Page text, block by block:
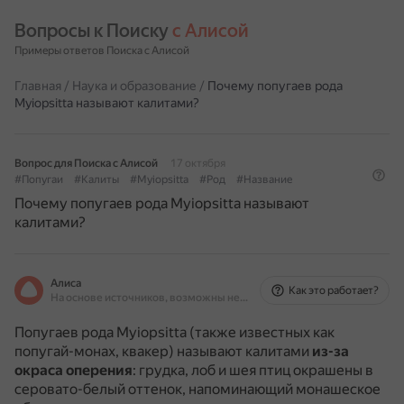
Вопросы к Поиску с Алисой
Примеры ответов Поиска с Алисой
Главная / Наука и образование / Почему попугаев рода
Myiopsitta называют калитами?
Вопрос для Поиска с Алисой
17 октября
#Попугаи
#Калиты #Myiopsitta #Род #Название
Почему попугаев рода Myiopsitta называют
калитами?
Алиса
На основе источников, возможны неточности
Как это работает?
Попугаев рода Myiopsitta (также известных как
попугай-монах, квакер) называют калитами из-за
окраса оперения: грудка, лоб и шея птиц окрашены в
серовато-белый оттенок, напоминающий монашеское